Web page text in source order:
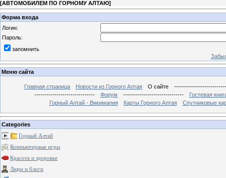
[АВТОМОБИЛЕМ ПО ГОРНОМУ АЛТАЮ]
Форма входа
Логин:
Пароль:
запомнить
Меню сайта
Главная страница Новости из Горного Алтая О сайте
------------------------------
Форум ------------------------------
Гостевая
Горный Алтай - Викимапия
Карты Горного Алтая Спутниковые
Categories
Горный Алтай
Компьютерные игры
Красота и здоровье
Люди и блоги